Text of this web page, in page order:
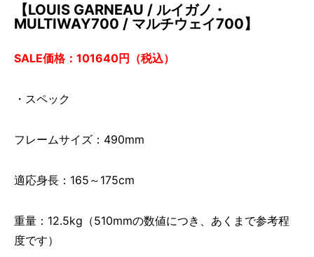
【LOUIS GARNEAU / ルイガノ・
MULTIWAY700 / マルチウェイ700】
SALE価格：101640円（税込）
・スペック
フレームサイズ：490mm
適応身長：165～175cm
重量：12.5kg（510mmの数値につき、あくまで参考程
度です）